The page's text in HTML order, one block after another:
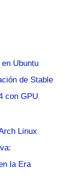
Ubuntu
de Stable
con GPU
Linux
la Era